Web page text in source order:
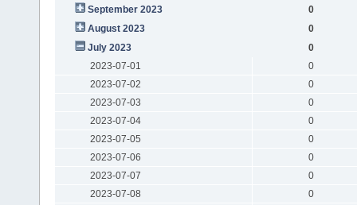
September 2023
0
August 2023
0
July 2023
0
2023-07-01
0
2023-07-02
0
2023-07-03
0
2023-07-04
0
2023-07-05
0
2023-07-06
0
2023-07-07
0
2023-07-08
0